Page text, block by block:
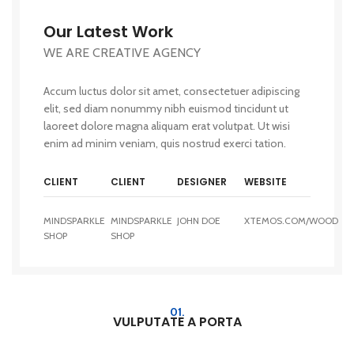
Our Latest Work
WE ARE CREATIVE AGENCY
Accum luctus dolor sit amet, consectetuer adipiscing
elit, sed diam nonummy nibh euismod tincidunt ut
laoreet dolore magna aliquam erat volutpat. Ut wisi
enim ad minim veniam, quis nostrud exerci tation.
CLIENT
MINDSPARKLE
SHOP
CLIENT
MINDSPARKLE
SHOP
DESIGNER
JOHN DOE
WEBSITE
XTEMOS.COM/WOOD
01.
VULPUTATE A PORTA